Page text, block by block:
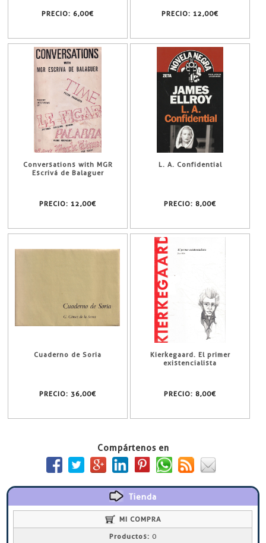
PRECIO: 6,00€ PRECIO: 12,00€
Conversations with MGR
Escrivá de Balaguer
PRECIO: 12,00€
L. A. Confidential
PRECIO: 8,00€
Cuaderno de Soria
PRECIO: 36,00€
Kierkegaard. El primer
existencialista
PRECIO: 8,00€
Compártenos en
Tienda
MI COMPRA
Productos: 0